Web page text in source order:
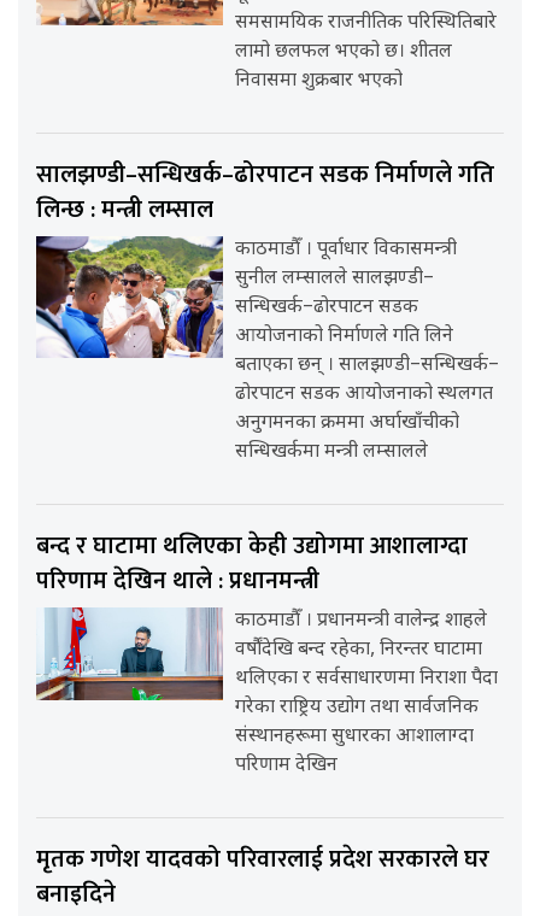
समसामयिक राजनीतिक परिस्थितिबारे
लामो छलफल भएको छ। शीतल
निवासमा शुक्रबार भएको
सालझण्डी–सन्धिखर्क–ढोरपाटन सडक निर्माणले गति
लिन्छ : मन्त्री लम्साल
काठमाडौँ । पूर्वाधार विकासमन्त्री
सुनील लम्सालले सालझण्डी–
सन्धिखर्क–ढोरपाटन सडक
आयोजनाको निर्माणले गति लिने
बताएका छन् । सालझण्डी–सन्धिखर्क–
ढोरपाटन सडक आयोजनाको स्थलगत
अनुगमनका क्रममा अर्घाखाँचीको
सन्धिखर्कमा मन्त्री लम्सालले
बन्द र घाटामा थलिएका केही उद्योगमा आशालाग्दा
परिणाम देखिन थाले : प्रधानमन्त्री
काठमाडौँ । प्रधानमन्त्री वालेन्द्र शाहले
वर्षौंदेखि बन्द रहेका, निरन्तर घाटामा
थलिएका र सर्वसाधारणमा निराशा पैदा
गरेका राष्ट्रिय उद्योग तथा सार्वजनिक
संस्थानहरूमा सुधारका आशालाग्दा
परिणाम देखिन
मृतक गणेश यादवको परिवारलाई प्रदेश सरकारले घर
बनाइदिने